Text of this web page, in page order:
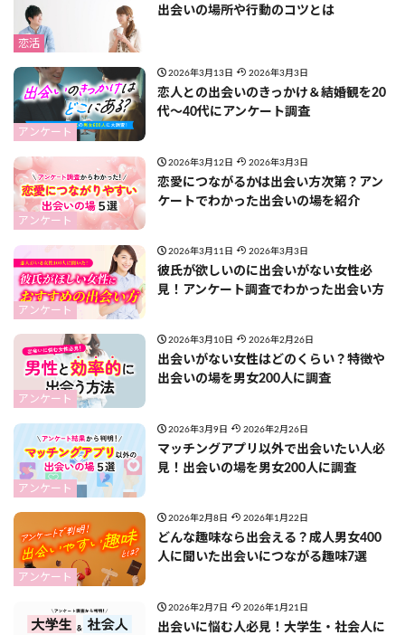
恋活
出会いの場所や行動のコツとは
アンケート
2026年3月13日 2026年3月3日
恋人との出会いのきっかけ＆結婚観を20
代〜40代にアンケート調査
アンケート
2026年3月12日 2026年3月3日
恋愛につながるかは出会い方次第？アン
ケートでわかった出会いの場を紹介
アンケート
2026年3月11日 2026年3月3日
彼氏が欲しいのに出会いがない女性必
見！アンケート調査でわかった出会い方
アンケート
2026年3月10日 2026年2月26日
出会いがない女性はどのくらい？特徴や
出会いの場を男女200人に調査
アンケート
2026年3月9日 2026年2月26日
マッチングアプリ以外で出会いたい人必
見！出会いの場を男女200人に調査
アンケート
2026年2月8日 2026年1月22日
どんな趣味なら出会える？成人男女400
人に聞いた出会いにつながる趣味7選
2026年2月7日 2026年1月21日
出会いに悩む人必見！大学生・社会人に